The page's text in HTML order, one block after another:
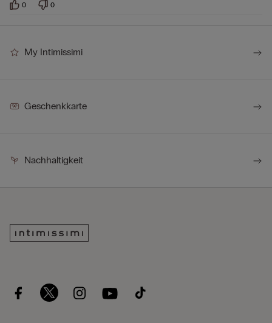
0 0
My Intimissimi
Geschenkkarte
Nachhaltigkeit